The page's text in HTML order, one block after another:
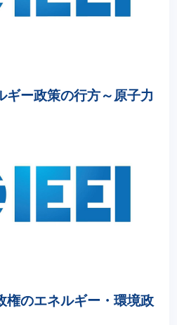
ギー政策の行方～原子力
権のエネルギー・環境政